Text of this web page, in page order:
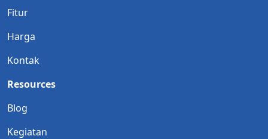
Fitur
Harga
Kontak
Resources
Blog
Kegiatan